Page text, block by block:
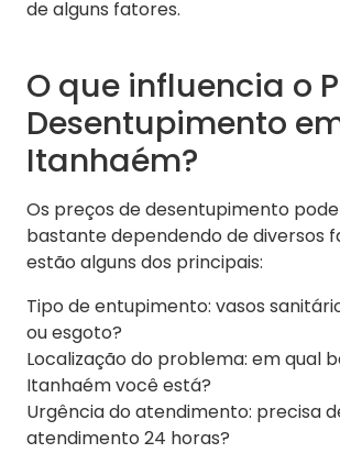
de alguns fatores.
O que influencia o
Desentupimento
Itanhaém?
Os preços de desentupimento
bastante dependendo de diversos
estão alguns dos principais:
Tipo de entupimento: vasos
ou esgoto?
Localização do problema: em qual
Itanhaém você está?
Urgência do atendimento: precisa
atendimento 24 horas?